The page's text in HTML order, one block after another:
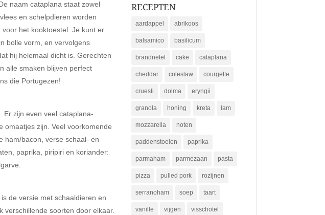
naam cataplana staat zowel
en schelpdieren worden
het kooktoestel. Je kunt er
bolle vorm, en vervolgens
hij helemaal dicht is. Gerechten
alle smaken blijven perfect
die Portugezen!
Er zijn even veel cataplana-
omaatjes zijn. Veel voorkomende
ham/bacon, verse schaal- en
paprika, piripiri en koriander:
de versie met schaaldieren en
verschillende soorten door elkaar.
RECEPTEN
aardappel abrikoos
balsamico basilicum
brandnetel cake cataplana
cheddar coleslaw courgette
cruesli dolma eryngii
granola honing kreta lam
mozzarella noten
paddenstoelen paprika
parmaham parmezaan pasta
pizza pulled pork rozijnen
serranoham soep taart
vanille vijgen visschotel